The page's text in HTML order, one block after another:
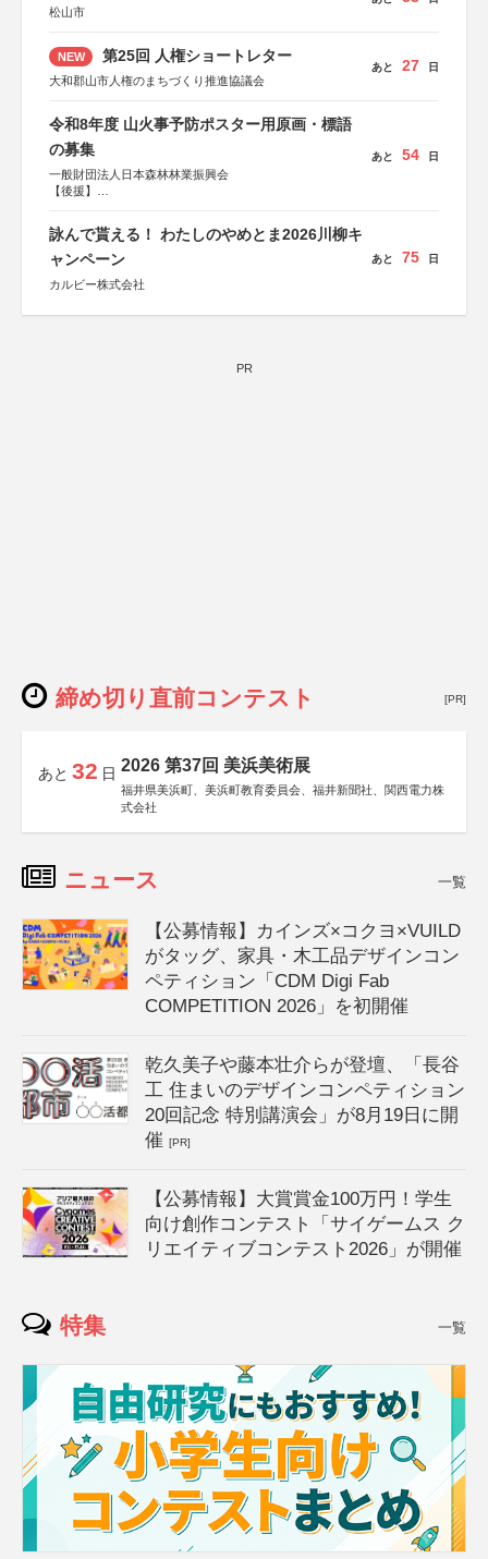
松山市
NEW 第25回 人権ショートレター
大和郡山市人権のまちづくり推進協議会
あと 27 日
令和8年度 山火事予防ポスター用原画・標語
の募集
一般財団法人日本森林林業振興会
【後援】
会、森林火災対策協会
あと 54 日
詠んで貰える！ わたしのやめとま2026川柳キ
ャンペーン
カルビー株式会社
あと 75 日
PR
締め切り直前コンテスト [PR]
あと 32 日 2026 第37回 美浜美術展
福井県美浜町、美浜町教育委員会、福井新聞社、関西電力株
式会社
ニュース 一覧
【公募情報】カインズ×コクヨ×VUILD
がタッグ、家具・木工品デザインコン
ペティション「CDM Digi Fab
COMPETITION 2026」を初開催
乾久美子や藤本壮介らが登壇、「長谷
工 住まいのデザインコンペティション
20回記念 特別講演会」が8月19日に開
催[PR]
【公募情報】大賞賞金100万円！学生
向け創作コンテスト「サイゲームス ク
リエイティブコンテスト2026」が開催
特集 一覧